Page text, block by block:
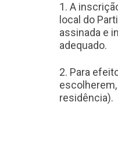
1. A
local do
assinada e
adequado.
2. Para
residência).